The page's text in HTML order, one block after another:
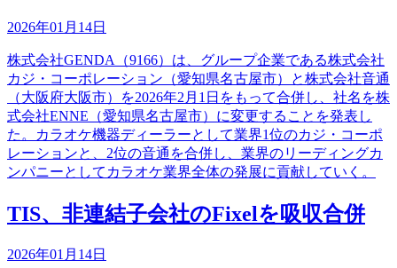
2026年01月14日
株式会社GENDA（9166）は、グループ企業である株式会社
カジ・コーポレーション（愛知県名古屋市）と株式会社音通
（大阪府大阪市）を2026年2月1日をもって合併し、社名を株
式会社ENNE（愛知県名古屋市）に変更することを発表し
た。カラオケ機器ディーラーとして業界1位のカジ・コーポ
レーションと、2位の音通を合併し、業界のリーディングカ
ンパニーとしてカラオケ業界全体の発展に貢献していく。
TIS、非連結子会社のFixelを吸収合併
2026年01月14日